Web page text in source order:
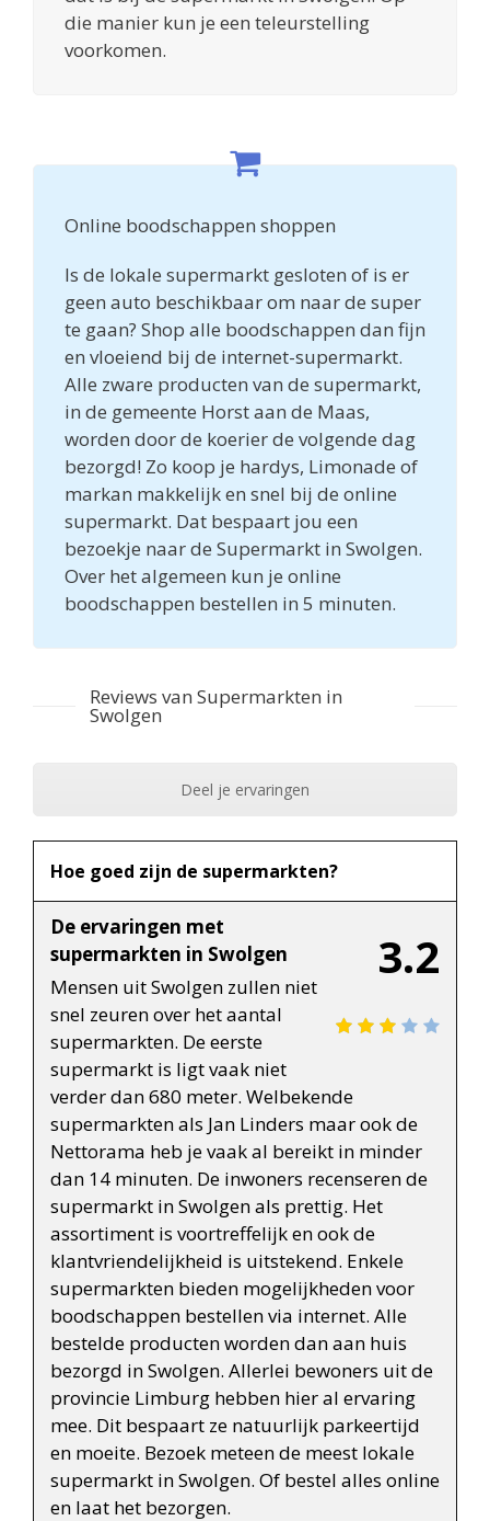
die manier kun je een teleurstelling
voorkomen.
Online boodschappen shoppen
Is de lokale supermarkt gesloten of is er
geen auto beschikbaar om naar de super
te gaan? Shop alle boodschappen dan fijn
en vloeiend bij de internet-supermarkt.
Alle zware producten van de supermarkt,
in de gemeente Horst aan de Maas,
worden door de koerier de volgende dag
bezorgd! Zo koop je hardys, Limonade of
markan makkelijk en snel bij de online
supermarkt. Dat bespaart jou een
bezoekje naar de Supermarkt in Swolgen.
Over het algemeen kun je online
boodschappen bestellen in 5 minuten.
Reviews van Supermarkten in
Swolgen
Deel je ervaringen
Hoe goed zijn de supermarkten?
3.2
De ervaringen met
supermarkten in Swolgen
Mensen uit Swolgen zullen niet
snel zeuren over het aantal
supermarkten. De eerste
supermarkt is ligt vaak niet
verder dan 680 meter. Welbekende
supermarkten als Jan Linders maar ook de
Nettorama heb je vaak al bereikt in minder
dan 14 minuten. De inwoners recenseren de
supermarkt in Swolgen als prettig. Het
assortiment is voortreffelijk en ook de
klantvriendelijkheid is uitstekend. Enkele
supermarkten bieden mogelijkheden voor
boodschappen bestellen via internet. Alle
bestelde producten worden dan aan huis
bezorgd in Swolgen. Allerlei bewoners uit de
provincie Limburg hebben hier al ervaring
mee. Dit bespaart ze natuurlijk parkeertijd
en moeite. Bezoek meteen de meest lokale
supermarkt in Swolgen. Of bestel alles online
en laat het bezorgen.